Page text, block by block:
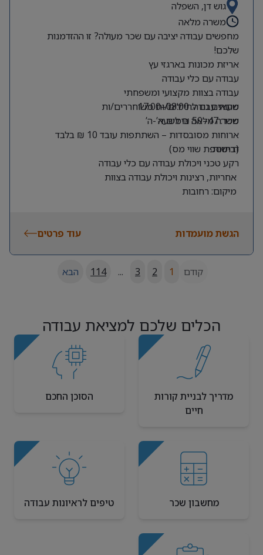
גוש דן, השפלה
משרה מלאה
מחפשים עבודה יציבה עם שכר מעולה? זו ההזדמנות
שלכם!
אריזת מכונות בארגזי עץ
עבודה עם כלי עבודה
עבודה בצוות מקצועי ומשפחתי
מתאים גם לחיילים/ות משוחררים/ות
משרה מלאה בימים א’-ה’
שעות עבודה: 08:00–17:00
שכר: 47–50 ₪ לשעה
ארוחות מסובסדות – השתתפות עובד 10 ₪ בלבד
(בתוספת שווי מס)
דרישות:
רקע טכני ויכולת עבודה עם כלי עבודה
אחריות, רצינות ויכולת עבודה בצוות
מיקום: רחובות
הגשת מועמדות עוד פרטים
קודם 1
2
3
...
114 הבא
הכלים שלכם למציאת עבודה
מדריך לבניית קורות
חיים
הסוכן החכם
מחשבון שכר טיפים לראיונות עבודה